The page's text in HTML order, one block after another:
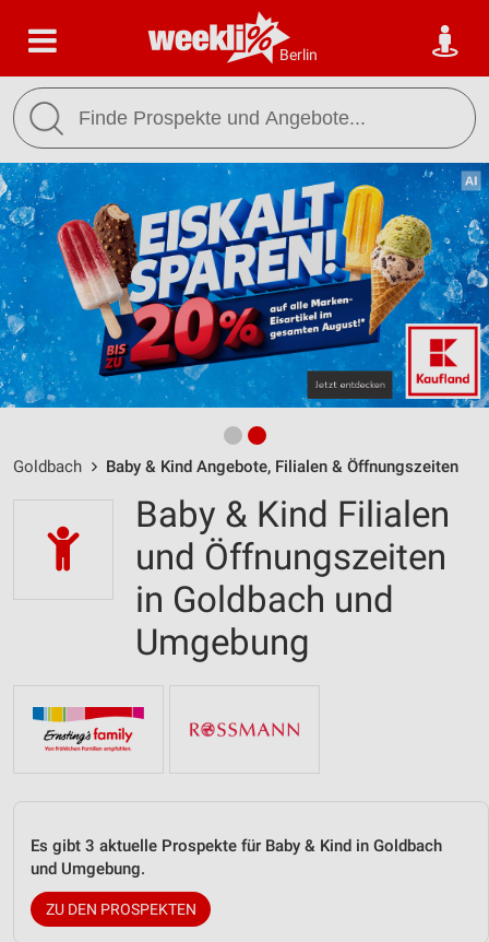
Berlin
Goldbach Baby & Kind Angebote, Filialen & Öffnungszeiten
Baby & Kind Filialen
und Öffnungszeiten
in Goldbach und
Umgebung
Es gibt 3 aktuelle Prospekte für Baby & Kind in Goldbach
und Umgebung.
ZU DEN PROSPEKTEN